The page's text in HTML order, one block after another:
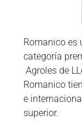
Romanico es
categoría
Agroles de
Romanico
e
superior.